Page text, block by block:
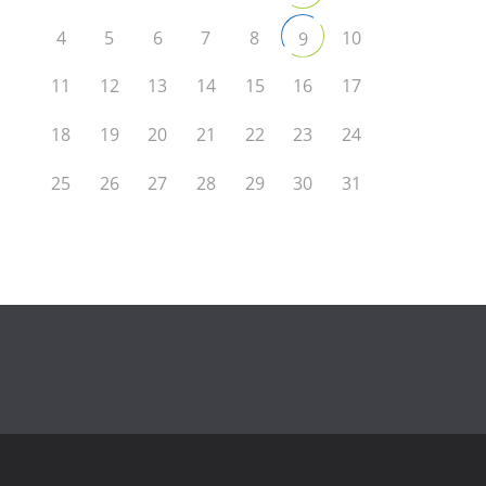
4 5 6 7 8 9 10
11 12 13 14 15 16 17
18 19 20 21 22 23 24
25 26 27 28 29 30 31